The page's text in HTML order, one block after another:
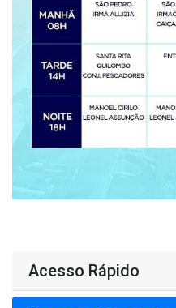
Acesso Rápido